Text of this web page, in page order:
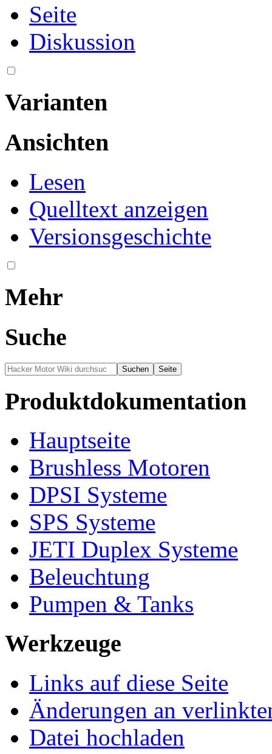
Seite
Diskussion
Varianten
Ansichten
Lesen
Quelltext anzeigen
Versionsgeschichte
Mehr
Suche
Produktdokumentation
Hauptseite
Brushless Motoren
DPSI Systeme
SPS Systeme
JETI Duplex Systeme
Beleuchtung
Pumpen & Tanks
Werkzeuge
Links auf diese Seite
Änderungen an
Datei hochladen